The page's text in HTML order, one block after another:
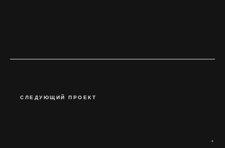
СЛЕДУЮЩИЙ ПРОЕКТ
+